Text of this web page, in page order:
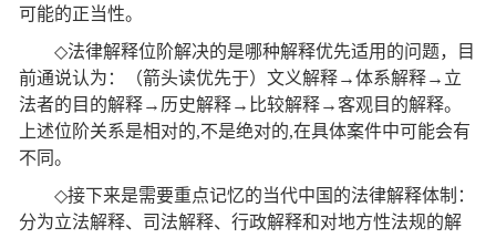
可能的正当性。
◇法律解释位阶解决的是哪种解释优先适用的问题，目
前通说认为：（箭头读优先于）文义解释→体系解释→ 立
法者的目的解释→ 历史解释→ 比较解释→客观目的解释。
上述位阶关系是相对的,不是绝对的,在具体案件中可能会有
不同。
◇接下来是需要重点记忆的当代中国的法律解释体制：
分为立法解释、司法解释、行政解释和对地方性法规的解